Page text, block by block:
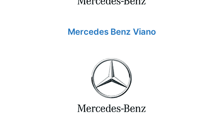
Mercedes Benz Viano